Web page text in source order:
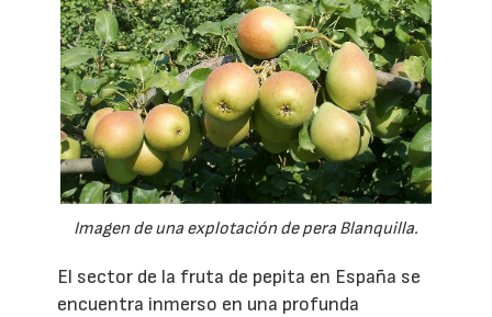
Imagen de una explotación de pera Blanquilla.
El sector de la fruta de pepita en España se
encuentra inmerso en una profunda